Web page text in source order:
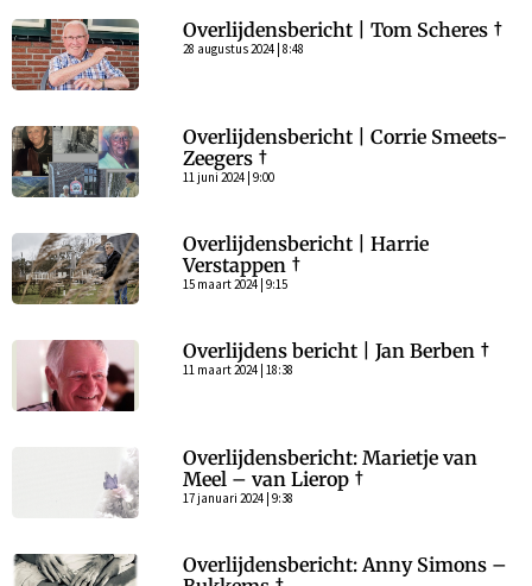
Overlijdensbericht | Tom Scheres †
28 augustus 2024 | 8:48
Overlijdensbericht | Corrie Smeets-
Zeegers †
11 juni 2024 | 9:00
Overlijdensbericht | Harrie
Verstappen †
15 maart 2024 | 9:15
Overlijdens bericht | Jan Berben †
11 maart 2024 | 18:38
Overlijdensbericht: Marietje van
Meel – van Lierop †
17 januari 2024 | 9:38
Overlijdensbericht: Anny Simons –